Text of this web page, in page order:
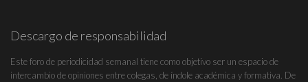
Descargo de responsabilidad
Este foro de periodicidad semanal tiene como objetivo ser un espacio de
intercambio de opiniones entre colegas, de índole académica y formativa. De